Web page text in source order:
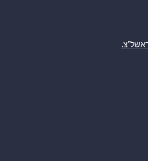
בומה שביט 1, ראשל”צ.